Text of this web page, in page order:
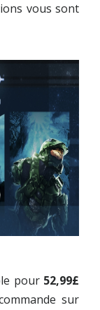
vous sont
pour 52,99£
sur